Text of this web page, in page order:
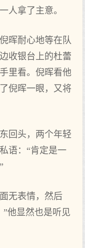
人拿了主意。
晖耐心地等在队
收银台上的杜蕾
里看。倪晖看他
倪晖一眼，又将
回头，两个年轻
语：“肯定是一
无表情，然后
他显然也是听见